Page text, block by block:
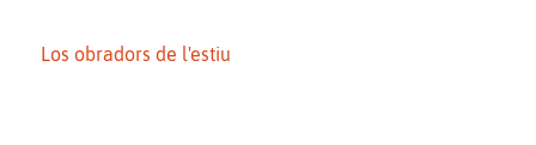
Los obradors de l'estiu